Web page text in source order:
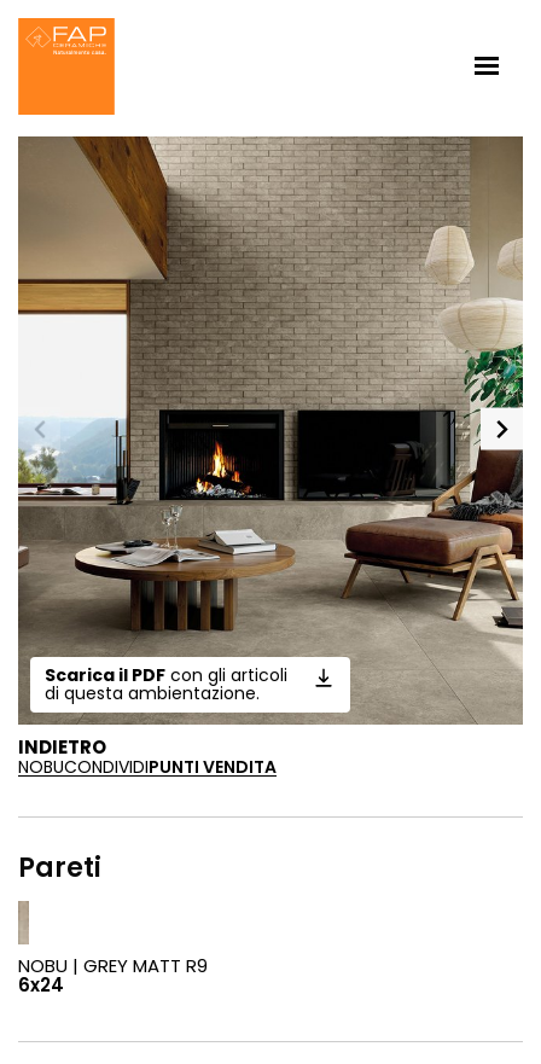
Scarica il PDF con gli articoli
di questa ambientazione.
INDIETRO
NOBUCONDIVIDIPUNTI VENDITA
Pareti
NOBU | GREY MATT R9
6x24